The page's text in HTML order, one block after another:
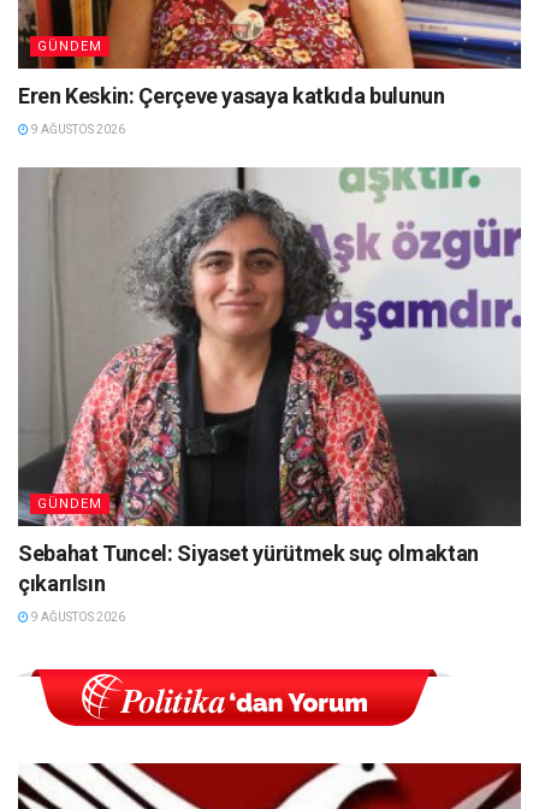
GÜNDEM
Eren Keskin: Çerçeve yasaya katkıda bulunun
9 AĞUSTOS 2026
GÜNDEM
Sebahat Tuncel: Siyaset yürütmek suç olmaktan
çıkarılsın
9 AĞUSTOS 2026